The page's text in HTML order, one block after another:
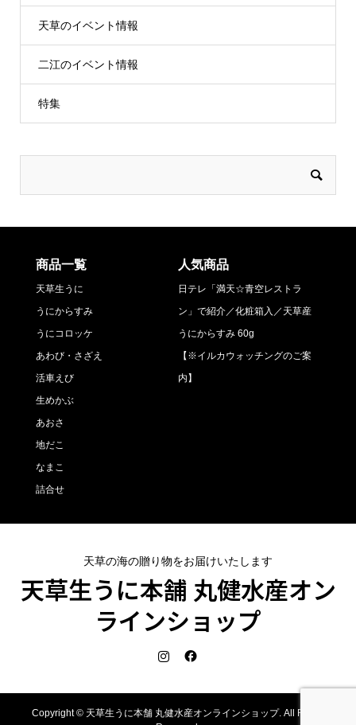
天草のイベント情報
二江のイベント情報
特集
商品一覧
天草生うに
うにからすみ
うにコロッケ
あわび・さざえ
活車えび
生めかぶ
あおさ
地だこ
なまこ
詰合せ
人気商品
日テレ「満天☆青空レストラ
ン」で紹介／化粧箱入／天草産
うにからすみ 60g
【※イルカウォッチングのご案
内】
天草の海の贈り物をお届けいたします
天草生うに本舗 丸健水産オン
ラインショップ
Copyright ©天草生うに本舗 丸健水産オンラインショップ. All Rights